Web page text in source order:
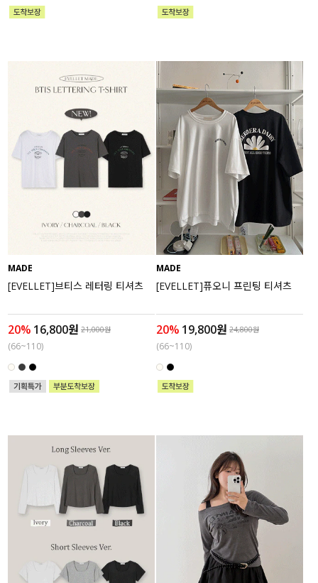
MADE
[EVELLET]브티스 레터링 티셔츠
20% 16,800원 21,000원
(66~110)
MADE
[EVELLET]퓨오니 프린팅 티셔츠
20% 19,800원 24,800원
(66~110)